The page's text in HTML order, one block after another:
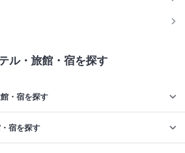
ル・旅館・宿を探す
・宿を探す
宿を探す